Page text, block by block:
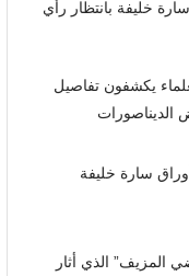
خليفة بانتظار رأي
يكشفون تفاصيل
الديناصورات
سارة خليفة
المزيف” الذي أثار